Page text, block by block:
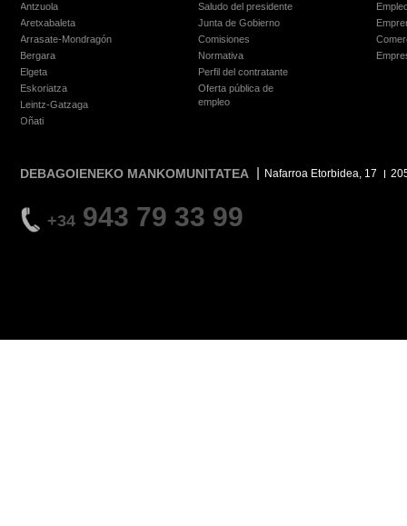
Antzuola
Aretxabaleta
Arrasate-Mondragón
Bergara
Elgeta
Eskoriatza
Leintz-Gatzaga
Oñati
Saludo del presidente
Junta de Gobierno
Comisiones
Normativa
Perfil del contratante
Oferta pública de
empleo
DEBAGOIENEKO MANKOMUNITATEA Nafarroa Etorbidea, 17
+34 943 79 33 99